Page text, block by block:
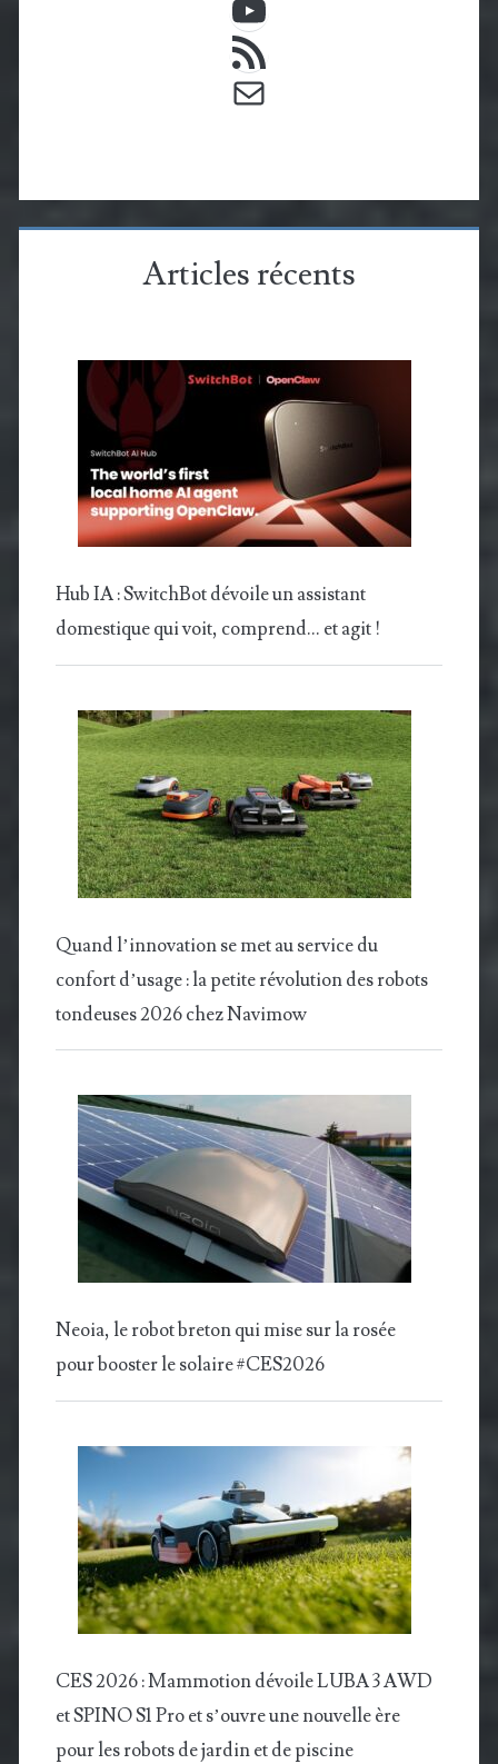
Articles récents
Hub IA : SwitchBot dévoile un assistant
domestique qui voit, comprend… et agit !
Quand l’innovation se met au service du
confort d’usage : la petite révolution des robots
tondeuses 2026 chez Navimow
Neoia, le robot breton qui mise sur la rosée
pour booster le solaire #CES2026
CES 2026 : Mammotion dévoile LUBA 3 AWD
et SPINO S1 Pro et s’ouvre une nouvelle ère
pour les robots de jardin et de piscine